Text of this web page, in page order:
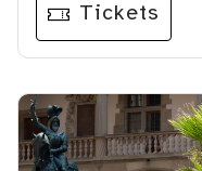
Tickets